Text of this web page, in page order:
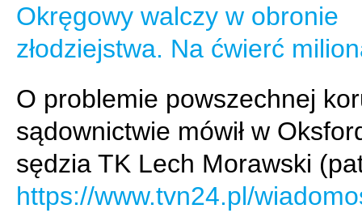
Okręgowy walczy w obronie
złodziejstwa. Na ćwierć
O problemie powszechnej
sądownictwie mówił w
sędzia TK Lech Morawski
https://www.tvn24.pl/